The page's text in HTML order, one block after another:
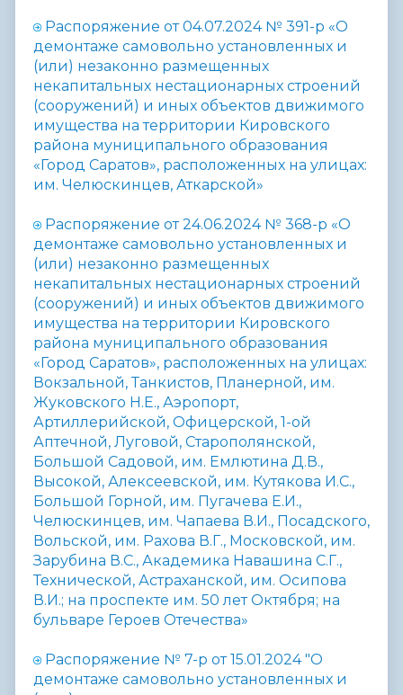
Распоряжение от 04.07.2024 № 391-р «О
демонтаже самовольно установленных и
(или) незаконно размещенных
некапитальных нестационарных строений
(сооружений) и иных объектов движимого
имущества на территории Кировского
района муниципального образования
«Город Саратов», расположенных на улицах:
им. Челюскинцев, Аткарской»
Распоряжение от 24.06.2024 № 368-р «О
демонтаже самовольно установленных и
(или) незаконно размещенных
некапитальных нестационарных строений
(сооружений) и иных объектов движимого
имущества на территории Кировского
района муниципального образования
«Город Саратов», расположенных на улицах:
Вокзальной, Танкистов, Планерной, им.
Жуковского Н.Е., Аэропорт,
Артиллерийской, Офицерской, 1-ой
Аптечной, Луговой, Старополянской,
Большой Садовой, им. Емлютина Д.В.,
Высокой, Алексеевской, им. Кутякова И.С.,
Большой Горной, им. Пугачева Е.И.,
Челюскинцев, им. Чапаева В.И., Посадского,
Вольской, им. Рахова В.Г., Московской, им.
Зарубина В.С., Академика Навашина С.Г.,
Технической, Астраханской, им. Осипова
В.И.; на проспекте им. 50 лет Октября; на
бульваре Героев Отечества»
Распоряжение № 7-р от 15.01.2024 "О
демонтаже самовольно установленных и